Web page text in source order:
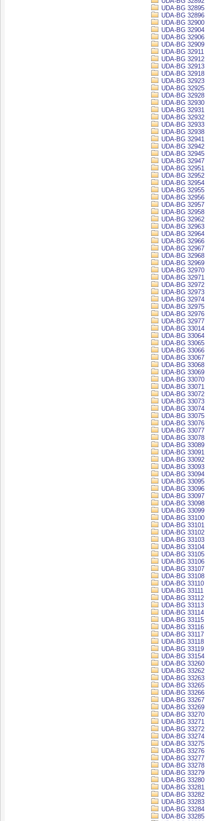
UDA-BG 32895
UDA-BG 32896
UDA-BG 32900
UDA-BG 32904
UDA-BG 32906
UDA-BG 32909
UDA-BG 32911
UDA-BG 32912
UDA-BG 32913
UDA-BG 32918
UDA-BG 32923
UDA-BG 32925
UDA-BG 32928
UDA-BG 32930
UDA-BG 32931
UDA-BG 32932
UDA-BG 32933
UDA-BG 32938
UDA-BG 32941
UDA-BG 32942
UDA-BG 32945
UDA-BG 32947
UDA-BG 32951
UDA-BG 32952
UDA-BG 32954
UDA-BG 32955
UDA-BG 32956
UDA-BG 32957
UDA-BG 32958
UDA-BG 32962
UDA-BG 32963
UDA-BG 32964
UDA-BG 32966
UDA-BG 32967
UDA-BG 32968
UDA-BG 32969
UDA-BG 32970
UDA-BG 32971
UDA-BG 32972
UDA-BG 32973
UDA-BG 32974
UDA-BG 32975
UDA-BG 32976
UDA-BG 32977
UDA-BG 33014
UDA-BG 33064
UDA-BG 33065
UDA-BG 33066
UDA-BG 33067
UDA-BG 33068
UDA-BG 33069
UDA-BG 33070
UDA-BG 33071
UDA-BG 33072
UDA-BG 33073
UDA-BG 33074
UDA-BG 33075
UDA-BG 33076
UDA-BG 33077
UDA-BG 33078
UDA-BG 33089
UDA-BG 33091
UDA-BG 33092
UDA-BG 33093
UDA-BG 33094
UDA-BG 33095
UDA-BG 33096
UDA-BG 33097
UDA-BG 33098
UDA-BG 33099
UDA-BG 33100
UDA-BG 33101
UDA-BG 33102
UDA-BG 33103
UDA-BG 33104
UDA-BG 33105
UDA-BG 33106
UDA-BG 33107
UDA-BG 33108
UDA-BG 33110
UDA-BG 33111
UDA-BG 33112
UDA-BG 33113
UDA-BG 33114
UDA-BG 33115
UDA-BG 33116
UDA-BG 33117
UDA-BG 33118
UDA-BG 33119
UDA-BG 33154
UDA-BG 33260
UDA-BG 33262
UDA-BG 33263
UDA-BG 33265
UDA-BG 33266
UDA-BG 33267
UDA-BG 33269
UDA-BG 33270
UDA-BG 33271
UDA-BG 33272
UDA-BG 33274
UDA-BG 33275
UDA-BG 33276
UDA-BG 33277
UDA-BG 33278
UDA-BG 33279
UDA-BG 33280
UDA-BG 33281
UDA-BG 33282
UDA-BG 33283
UDA-BG 33284
UDA-BG 33285